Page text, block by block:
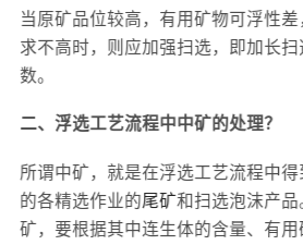
当原矿品位较高，有用矿物可浮性
求不高时，则应加强扫选，即加长
数。
二、浮选工艺流程中中矿的处理？
所谓中矿，就是在浮选工艺流程中
的各精选作业的尾矿和扫选泡沫产
矿，要根据其中连生体的含量、有